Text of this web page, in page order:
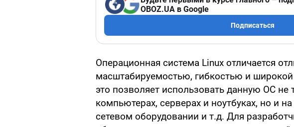
OBOZ.UA в Google
Подписаться
Операционная система Linux отличается
масштабируемостью, гибкостью и
это позволяет использовать данную ОС не
компьютерах, серверах и ноутбуках, но и
сетевом оборудовании и т.д. Для